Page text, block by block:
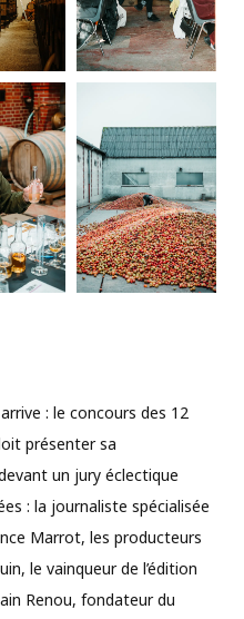
: le concours des 12
présenter sa
un jury éclectique
: la journaliste spécialisée
Marrot, les producteurs
le vainqueur de l’édition
Renou, fondateur du